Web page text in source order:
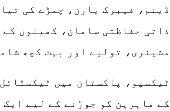
ڈینم، فیبرک یارن، چمڑے کی
ذاتی حفاظتی سامان، کھیلوں
مشینری، تولیے اور بہت کچھ
ٹیکسپو، پاکستان میں
کے ماہرین کو جوڑنے کے لیے